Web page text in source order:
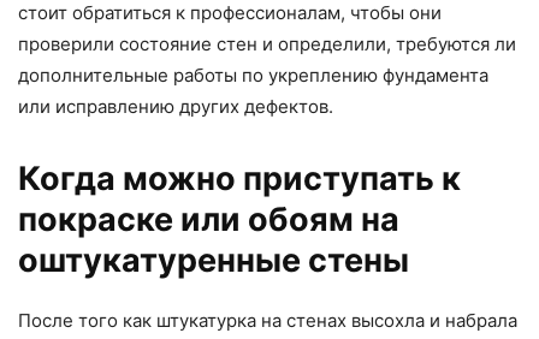
стоит обратиться к профессионалам, чтобы они
проверили состояние стен и определили, требуются ли
дополнительные работы по укреплению фундамента
или исправлению других дефектов.
Когда можно приступать к
покраске или обоям на
оштукатуренные стены
После того как штукатурка на стенах высохла и набрала